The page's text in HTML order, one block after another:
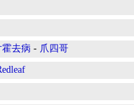
去病 - 爪四哥